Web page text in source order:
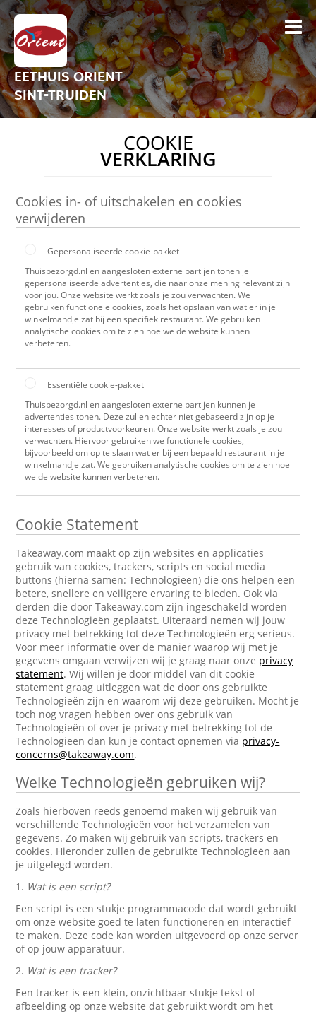
EETHUIS ORIENT
SINT-TRUIDEN
COOKIE
VERKLARING
Cookies in- of uitschakelen en cookies
verwijderen
Gepersonaliseerde cookie-pakket
Thuisbezorgd.nl en aangesloten externe partijen tonen je
gepersonaliseerde advertenties, die naar onze mening relevant zijn
voor jou. Onze website werkt zoals je zou verwachten. We
gebruiken functionele cookies, zoals het opslaan van wat er in je
winkelmandje zat bij een specifiek restaurant. We gebruiken
analytische cookies om te zien hoe we de website kunnen
verbeteren.
Essentiële cookie-pakket
Thuisbezorgd.nl en aangesloten externe partijen kunnen je
advertenties tonen. Deze zullen echter niet gebaseerd zijn op je
interesses of productvoorkeuren. Onze website werkt zoals je zou
verwachten. Hiervoor gebruiken we functionele cookies,
bijvoorbeeld om op te slaan wat er bij een bepaald restaurant in je
winkelmandje zat. We gebruiken analytische cookies om te zien hoe
we de website kunnen verbeteren.
Cookie Statement
Takeaway.com maakt op zijn websites en applicaties
gebruik van cookies, trackers, scripts en social media
buttons (hierna samen: Technologieën) die ons helpen een
betere, snellere en veiligere ervaring te bieden. Ook via
derden die door Takeaway.com zijn ingeschakeld worden
deze Technologieën geplaatst. Uiteraard nemen wij jouw
privacy met betrekking tot deze Technologieën erg serieus.
Voor meer informatie over de manier waarop wij met je
gegevens omgaan verwijzen wij je graag naar onze privacy
statement. Wij willen je door middel van dit cookie
statement graag uitleggen wat de door ons gebruikte
Technologieën zijn en waarom wij deze gebruiken. Mocht je
toch nog vragen hebben over ons gebruik van
Technologieën of over je privacy met betrekking tot de
Technologieën dan kun je contact opnemen via privacy-
concerns@takeaway.com.
Welke Technologieën gebruiken wij?
Zoals hierboven reeds genoemd maken wij gebruik van
verschillende Technologieën voor het verzamelen van
gegevens. Zo maken wij gebruik van scripts, trackers en
cookies. Hieronder zullen de gebruikte Technologieën aan
je uitgelegd worden.
1. Wat is een script?
Een script is een stukje programmacode dat wordt gebruikt
om onze website goed te laten functioneren en interactief
te maken. Deze code kan worden uitgevoerd op onze server
of op jouw apparatuur.
2. Wat is een tracker?
Een tracker is een klein, onzichtbaar stukje tekst of
afbeelding op onze website dat gebruikt wordt om het